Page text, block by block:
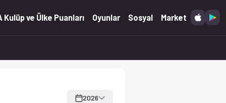
ve anlık güncellemeler.
Kulüp ve Ülke Puanları Oyunlar Sosyal Market
2026